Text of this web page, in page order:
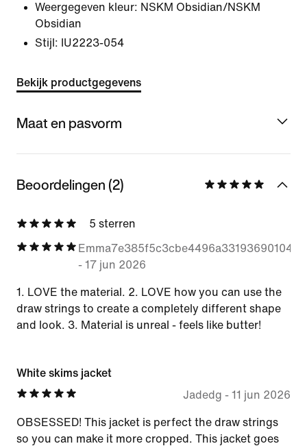
Weergegeven kleur: NSKM Obsidian/NSKM
Obsidian
Stijl: IU2223-054
Bekijk productgegevens
Maat en pasvorm
Beoordelingen (2)
5 sterren
- 17 jun 2026
1. LOVE the material. 2. LOVE how you can use the
draw strings to create a completely different shape
and look. 3. Material is unreal - feels like butter!
White skims jacket
Jadedg - 11 jun 2026
OBSESSED! This jacket is perfect the draw strings
so you can make it more cropped. This jacket goes